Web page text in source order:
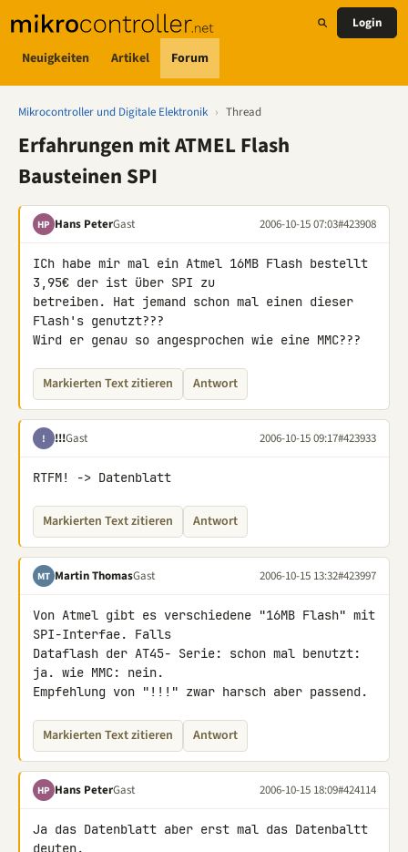
Neuigkeiten Artikel Forum
Login
Mikrocontroller und Digitale Elektronik › Thread
Erfahrungen mit ATMEL Flash
Bausteinen SPI
HP Hans PeterGast 2006-10-15 07:03#423908
ICh habe mir mal ein Atmel 16MB Flash bestellt
3,95€ der ist über SPI zu
betreiben. Hat jemand schon mal einen dieser
Flash's genutzt???
Markierten Text zitieren Antwort
! !!!Gast 2006-10-15 09:17#423933
RTFM! -> Datenblatt
Markierten Text zitieren Antwort
MT Martin ThomasGast 2006-10-15 13:32#423997
Von Atmel gibt es verschiedene "16MB Flash" mit
SPI-Interfae. Falls
Dataflash der AT45- Serie: schon mal benutzt:
ja. wie MMC: nein.
Empfehlung von "!!!" zwar harsch aber passend.
Markierten Text zitieren Antwort
HP Hans PeterGast 2006-10-15 18:09#424114
Ja das Datenblatt aber erst mal das Datenbaltt
deuten.